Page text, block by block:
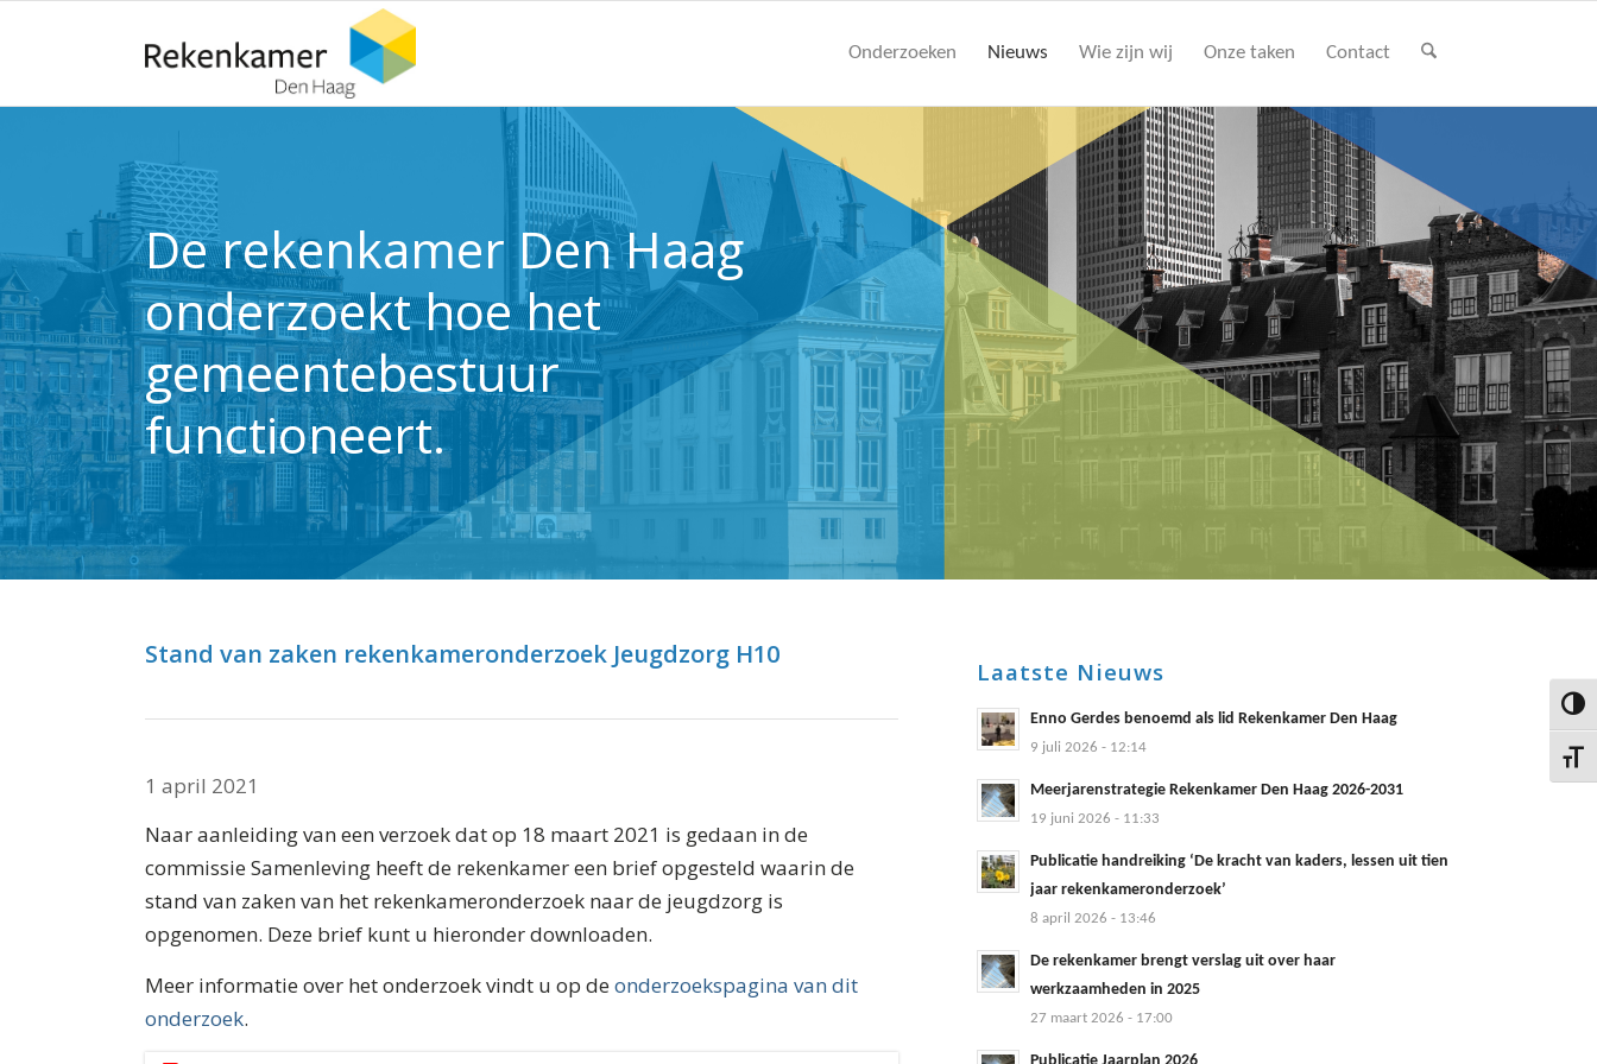
Kies
Onderzoeken Nieuws Wie zijn wij Onze taken Contact
De rekenkamer Den Haag
onderzoekt hoe het
gemeentebestuur
functioneert.
Stand van zaken rekenkameronderzoek Jeugdzorg H10
1 april 2021
Naar aanleiding van een verzoek dat op 18 maart 2021 is gedaan in de
commissie Samenleving heeft de rekenkamer een brief opgesteld waarin de
stand van zaken van het rekenkameronderzoek naar de jeugdzorg is
opgenomen. Deze brief kunt u hieronder downloaden.
Meer informatie over het onderzoek vindt u op de onderzoekspagina van dit
onderzoek.
Laatste Nieuws
Enno Gerdes benoemd als lid Rekenkamer Den Haag
9 juli 2026 - 12:14
Meerjarenstrategie Rekenkamer Den Haag 2026-2031
19 juni 2026 - 11:33
Publicatie handreiking ‘De kracht van kaders, lessen uit tien
jaar rekenkameronderzoek’
8 april 2026 - 13:46
De rekenkamer brengt verslag uit over haar
werkzaamheden in 2025
27 maart 2026 - 17:00